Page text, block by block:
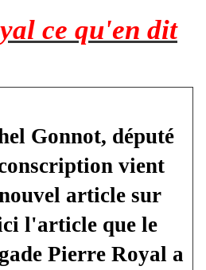
ce qu'en dit
Gonnot, député
vient
article sur
l'article que le
Pierre Royal a